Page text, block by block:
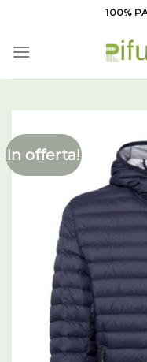
contenuti
100%
In offerta!